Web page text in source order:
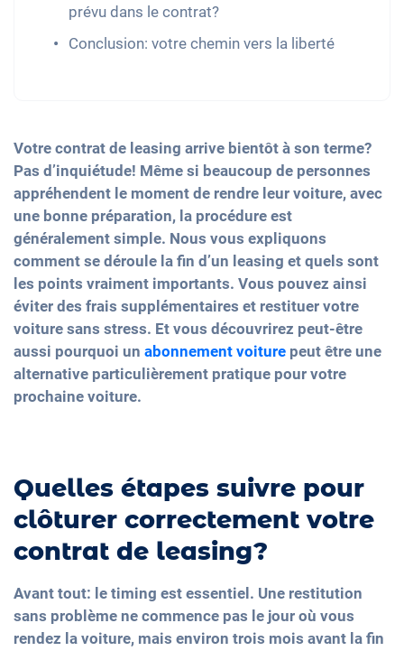
prévu dans le contrat?
Conclusion: votre chemin vers la liberté
Votre contrat de leasing arrive bientôt à son terme?
Pas d’inquiétude! Même si beaucoup de personnes
appréhendent le moment de rendre leur voiture, avec
une bonne préparation, la procédure est
généralement simple. Nous vous expliquons
comment se déroule la fin d’un leasing et quels sont
les points vraiment importants. Vous pouvez ainsi
éviter des frais supplémentaires et restituer votre
voiture sans stress. Et vous découvrirez peut-être
aussi pourquoi un abonnement voiture peut être une
alternative particulièrement pratique pour votre
prochaine voiture.
Quelles étapes suivre pour
clôturer correctement votre
contrat de leasing?
Avant tout: le timing est essentiel. Une restitution
sans problème ne commence pas le jour où vous
rendez la voiture, mais environ trois mois avant la fin